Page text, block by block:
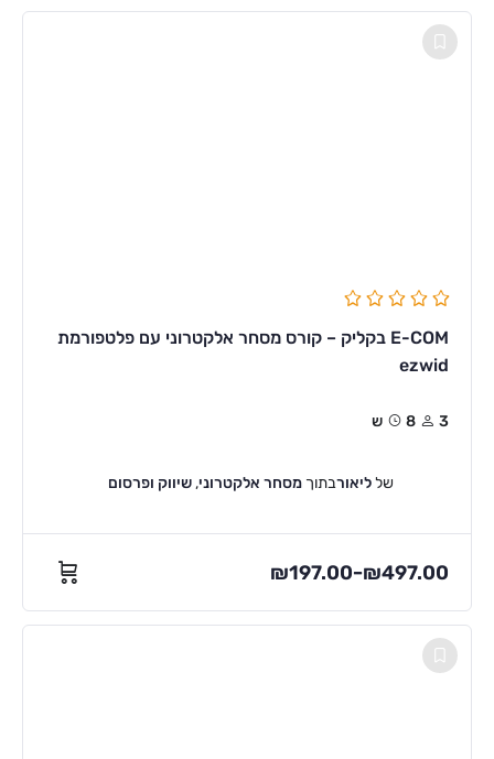
E-COM בקליק – קורס מסחר אלקטרוני עם פלטפורמת
ezwid
3 8ש
שלליאורבתוך מסחר אלקטרוני,שיווק ופרסום
₪197.00–₪497.00